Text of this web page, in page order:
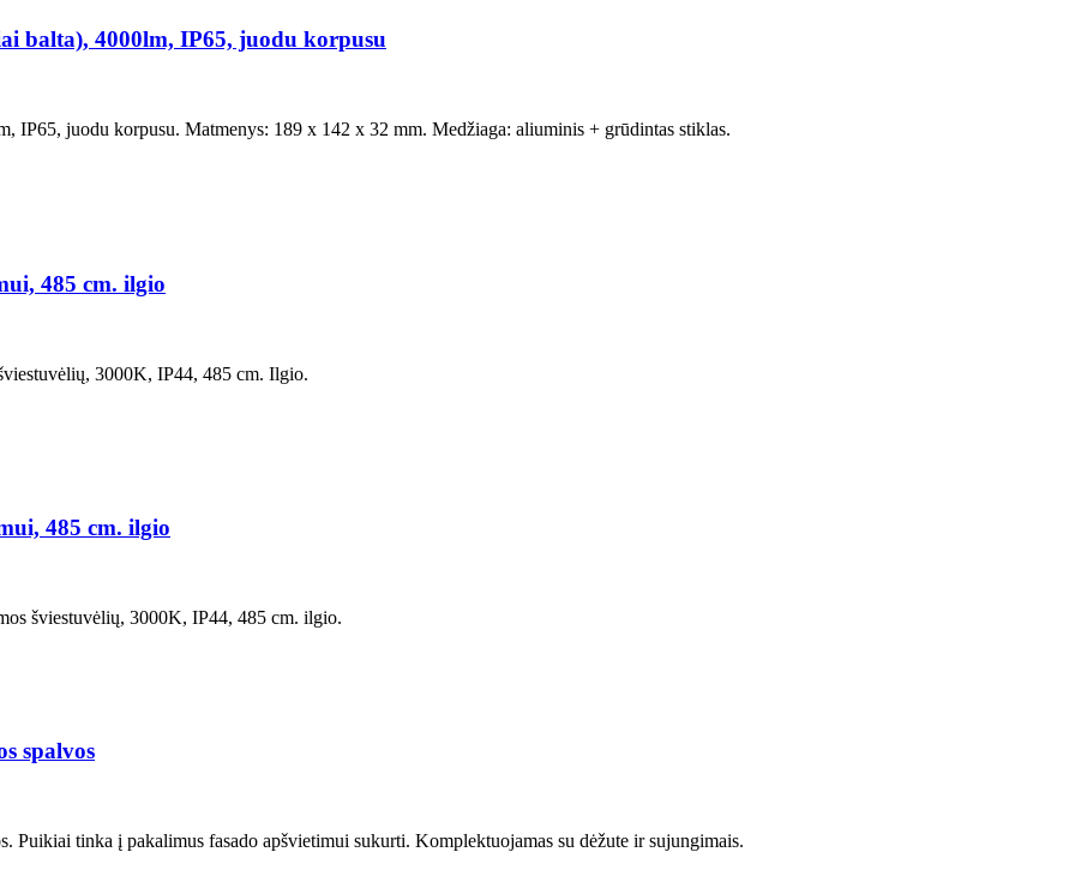
balta), 4000lm, IP65, juodu korpusu
juodu korpusu. Matmenys: 189 x 142 x 32 mm. Medžiaga: aliuminis + grūdintas stiklas.
485 cm. ilgio
3000K, IP44, 485 cm. Ilgio.
485 cm. ilgio
šviestuvėlių, 3000K, IP44, 485 cm. ilgio.
spalvos
tinka į pakalimus fasado apšvietimui sukurti. Komplektuojamas su dėžute ir sujungimais.